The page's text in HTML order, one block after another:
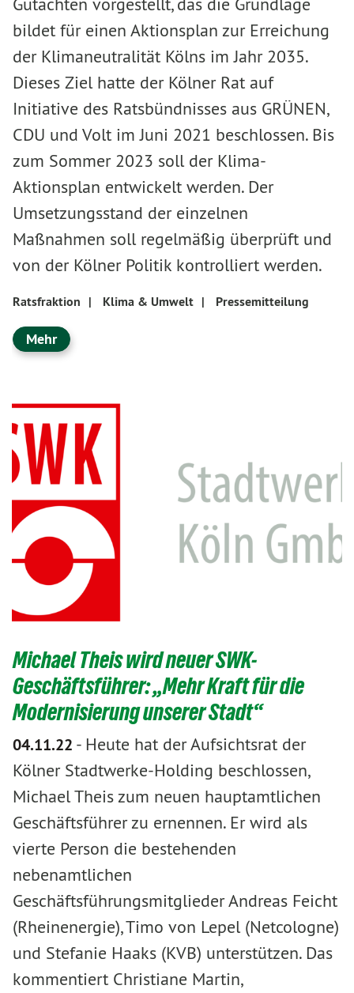
bildet für einen Aktionsplan zur Erreichung
der Klimaneutralität Kölns im Jahr 2035.
Dieses Ziel hatte der Kölner Rat auf
Initiative des Ratsbündnisses aus GRÜNEN,
CDU und Volt im Juni 2021 beschlossen. Bis
zum Sommer 2023 soll der Klima-
Aktionsplan entwickelt werden. Der
Umsetzungsstand der einzelnen
Maßnahmen soll regelmäßig überprüft und
von der Kölner Politik kontrolliert werden.
Ratsfraktion | Klima & Umwelt | Pressemitteilung
Mehr
Michael Theis wird neuer SWK-
Geschäftsführer: „Mehr Kraft für die
Modernisierung unserer Stadt“
04.11.22 - Heute hat der Aufsichtsrat der
Kölner Stadtwerke-Holding beschlossen,
Michael Theis zum neuen hauptamtlichen
Geschäftsführer zu ernennen. Er wird als
vierte Person die bestehenden
nebenamtlichen
Geschäftsführungsmitglieder Andreas Feicht
(Rheinenergie), Timo von Lepel (Netcologne)
und Stefanie Haaks (KVB) unterstützen. Das
kommentiert Christiane Martin,